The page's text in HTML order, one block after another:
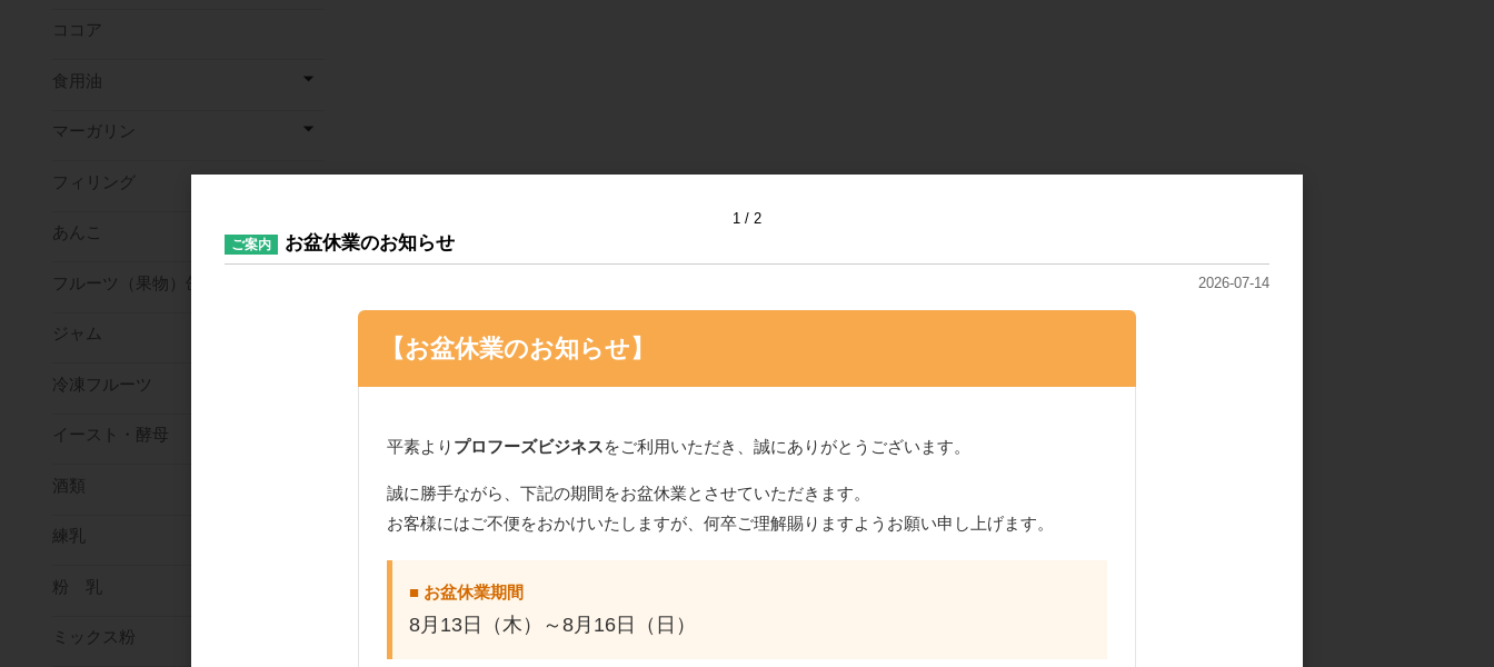
ココア
食用油
マーガリン
フィリング
あんこ
フルーツ（果物）缶詰
ジャム
冷凍フルーツ
イースト・酵母
酒類
練乳
粉 乳
ミックス粉
1 2
ご案内 お盆休業のお知らせ
2026-07-14
【お盆休業のお知らせ】
平素より プロフーズビジネスをご利用いただき、誠にありがとうございます。
誠に勝手ながら、下記の期間をお盆休業とさせていただきます。
お客様にはご不便をおかけいたしますが、何卒ご理解賜りますようお願い申し上げます。
■ お盆休業期間
8月13日（木）～8月16日（日）